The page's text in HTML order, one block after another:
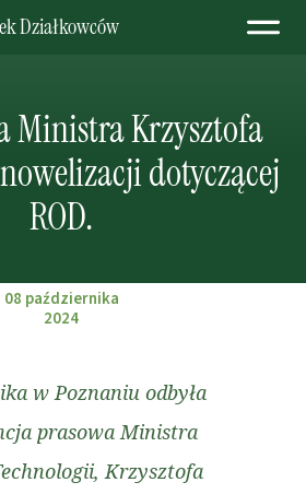
Działkowców
Ministra Krzysztofa
dotyczącej
ROD.
08 października
2024
w Poznaniu odbyła
prasowa Ministra
Krzysztofa